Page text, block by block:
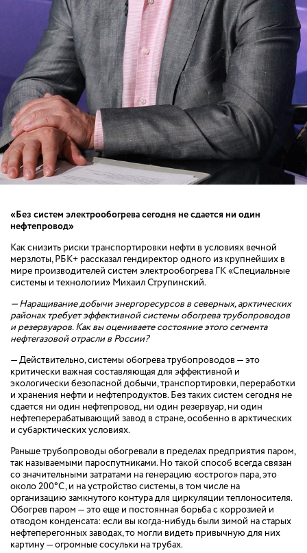
«Без систем электрообогрева сегодня не сдается ни один
нефтепровод»
Как снизить риски транспортировки нефти в условиях вечной
мерзлоты, РБК+ рассказал гендиректор одного из крупнейших в
мире производителей систем электрообогрева ГК «Специальные
системы и технологии» Михаил Струпинский.
— Наращивание добычи энергоресурсов в северных, арктических
районах требует эффективной системы обогрева трубопроводов
и резервуаров. Как вы оцениваете состояние этого сегмента
нефтегазовой отрасли в России?
— Действительно, системы обогрева трубопроводов — это
критически важная составляющая для эффективной и
экологически безопасной добычи, транспортировки, переработки
и хранения нефти и нефтепродуктов. Без таких систем сегодня не
сдается ни один нефтепровод, ни один резервуар, ни один
нефтеперерабатывающий завод в стране, особенно в арктических
и субарктических условиях.
Раньше трубопроводы обогревали в пределах предприятия паром,
так называемыми пароспутниками. Но такой способ всегда связан
со значительными затратами на генерацию «острого» пара, это
около 200°С, и на устройство системы, в том числе на
организацию замкнутого контура для циркуляции теплоносителя.
Обогрев паром — это еще и постоянная борьба с коррозией и
отводом конденсата: если вы когда-нибудь были зимой на старых
нефтеперегонных заводах, то могли видеть привычную для них
картину — огромные сосульки на трубах.